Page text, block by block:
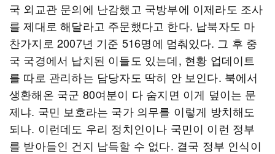
국 외교관 문의에 난감했고 국방부에 이제라도 조사
를 제대로 해달라고 주문했다고 한다. 납북자도 마
찬가지로 2007년 기준 516명에 멈춰있다. 그 후 중
국 국경에서 납치된 이들도 있는데, 현황 업데이트
를 따로 관리하는 담당자도 딱히 안 보인다. 북에서
생환해온 국군 80여분이 다 숨지면 이게 덮이는 문
제냐. 국민 보호라는 국가 의무를 이렇게 방치해도
되나. 이런데도 우리 정치인이나 국민이 이런 정부
를 받아들인 건지 납득할 수 없다. 결국 정부 인식이